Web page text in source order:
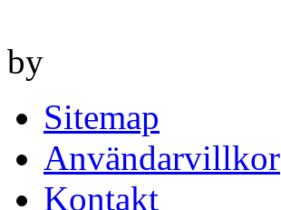
by
Sitemap
Användarvillkor
Kontakt